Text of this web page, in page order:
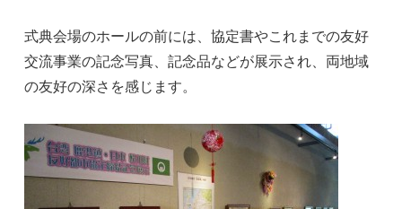
式典会場のホールの前には、協定書やこれまでの友好
交流事業の記念写真、記念品などが展示され、両地域
の友好の深さを感じます。